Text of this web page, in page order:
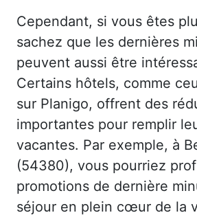
Cependant, si vous êtes
sachez que les dernières
peuvent aussi être
Certains hôtels, comme
sur Planigo, offrent des
importantes pour remplir
vacantes. Par exemple, à
(54380), vous pourriez
promotions de dernière
séjour en plein cœur de la